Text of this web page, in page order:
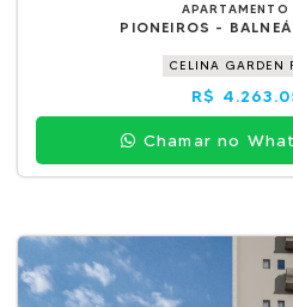
PIONEIROS -
CELINA GARDEN
R$
Chamar no